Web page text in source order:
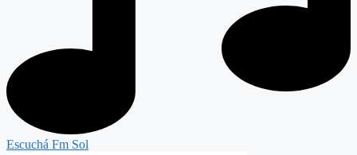
Escuchá Fm Sol